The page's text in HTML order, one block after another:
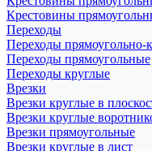
Крестовины
Переходы
Переходы прямоугольно-
Переходы прямоугольные
Переходы круглые
Врезки
Врезки круглые в
Врезки круглые
Врезки прямоугольные
Врезки круглые в лист